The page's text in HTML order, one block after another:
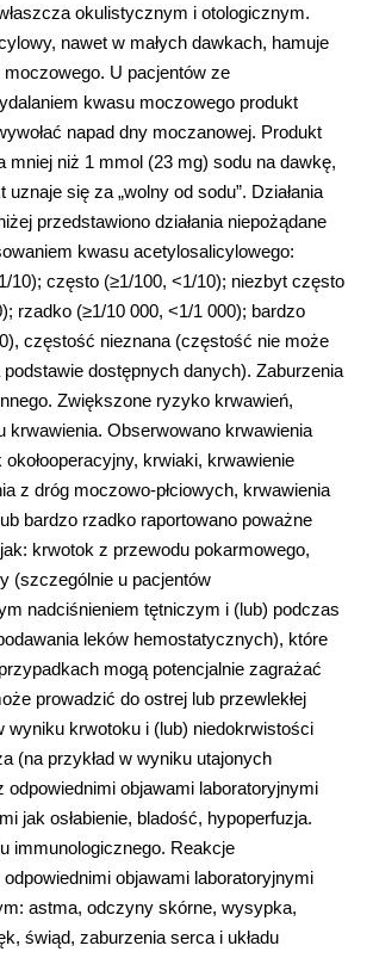
okulistycznym i otologicznym.
nawet w małych dawkach, hamuje
U pacjentów ze
kwasu moczowego produkt
napad dny moczanowej. Produkt
mniej niż 1 mmol (23 mg) sodu na dawkę,
się za „wolny od sodu”. Działania
przedstawiono działania niepożądane
kwasu acetylosalicylowego:
10); często (≥1/100, <1/10); niezbyt często
rzadko (≥1/10 000, <1/1 000); bardzo
częstość nieznana (częstość nie może
dostępnych danych). Zaburzenia
Zwiększone ryzyko krwawień,
krwawienia. Obserwowano krwawienia
krwiaki, krwawienie
z dróg moczowo-płciowych, krwawienia
bardzo rzadko raportowano poważne
krwotok z przewodu pokarmowego,
(szczególnie u pacjentów
nadciśnieniem tętniczym i (lub) podczas
leków hemostatycznych), które
mogą potencjalnie zagrażać
prowadzić do ostrej lub przewlekłej
wyniku krwotoku i (lub) niedokrwistości
(na przykład w wyniku utajonych
odpowiednimi objawami laboratoryjnymi
jak osłabienie, bladość, hypoperfuzja.
immunologicznego. Reakcje
objawami laboratoryjnymi
astma, odczyny skórne, wysypka,
świąd, zaburzenia serca i układu